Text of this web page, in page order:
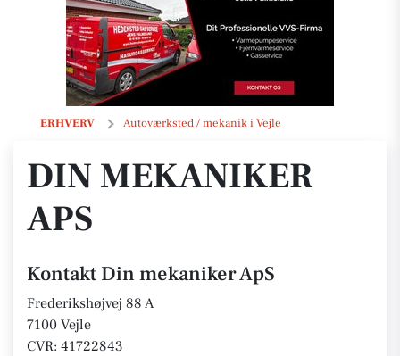
ERHVERV Autoværksted / mekanik i Vejle
Din mekaniker ApS
DIN MEKANIKER
APS
Kontakt Din mekaniker ApS
Frederikshøjvej 88 A
7100 Vejle
CVR: 41722843